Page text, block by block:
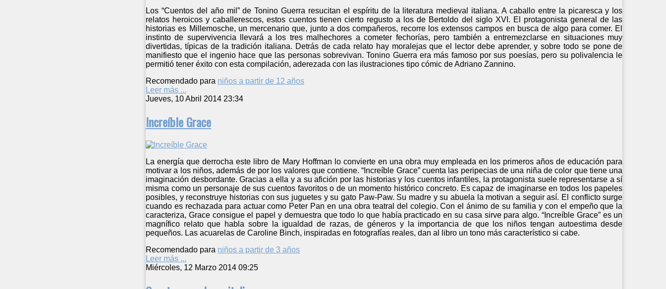
Los “Cuentos del año mil” de Tonino Guerra resucitan el espíritu de la literatura medieval italiana. A caballo entre la picaresca y los
relatos heroicos y caballerescos, estos cuentos tienen cierto regusto a los de Bertoldo del siglo XVI. El protagonista general de las
historias es Millemosche, un mercenario que, junto a dos compañeros, recorre los extensos campos en busca de algo para comer. El
instinto de supervivencia llevará a los tres malhechores a cometer fechorías, pero también a entremezclarse en situaciones muy
divertidas, típicas de la tradición italiana. Detrás de cada relato hay moralejas que el lector debe aprender, y sobre todo se pone de
manifiesto que el ingenio hace que las personas sobrevivan. Tonino Guerra era más famoso por sus poesías, pero su polivalencia le
permitió tener éxito con esta compilación, aderezada con las ilustraciones tipo cómic de Adriano Zannino.
Recomendado para niños a partir de 12 años
Leer más ...
Jueves, 10 Abril 2014 23:34
Increíble Grace
La energía que derrocha este libro de Mary Hoffman lo convierte en una obra muy empleada en los primeros años de educación para
motivar a los niños, además de por los valores que contiene. “Increíble Grace” cuenta las peripecias de una niña de color que tiene una
imaginación desbordante. Gracias a ella y a su afición por las historias y los cuentos infantiles, la protagonista suele representarse a sí
misma como un personaje de sus cuentos favoritos o de un momento histórico concreto. Es capaz de imaginarse en todos los papeles
posibles, y reconstruye historias con sus juguetes y su gato Paw-Paw. Su madre y su abuela la motivan a seguir así. El conflicto surge
cuando es rechazada para actuar como Peter Pan en una obra teatral del colegio. Con el ánimo de su familia y con el empeño que la
caracteriza, Grace consigue el papel y demuestra que todo lo que había practicado en su casa sirve para algo. “Increíble Grace” es un
magnífico relato que habla sobre la igualdad de razas, de géneros y la importancia de que los niños tengan autoestima desde
pequeños. Las acuarelas de Caroline Binch, inspiradas en fotografías reales, dan al libro un tono más característico si cabe.
Recomendado para niños a partir de 3 años
Leer más ...
Miércoles, 12 Marzo 2014 09:25